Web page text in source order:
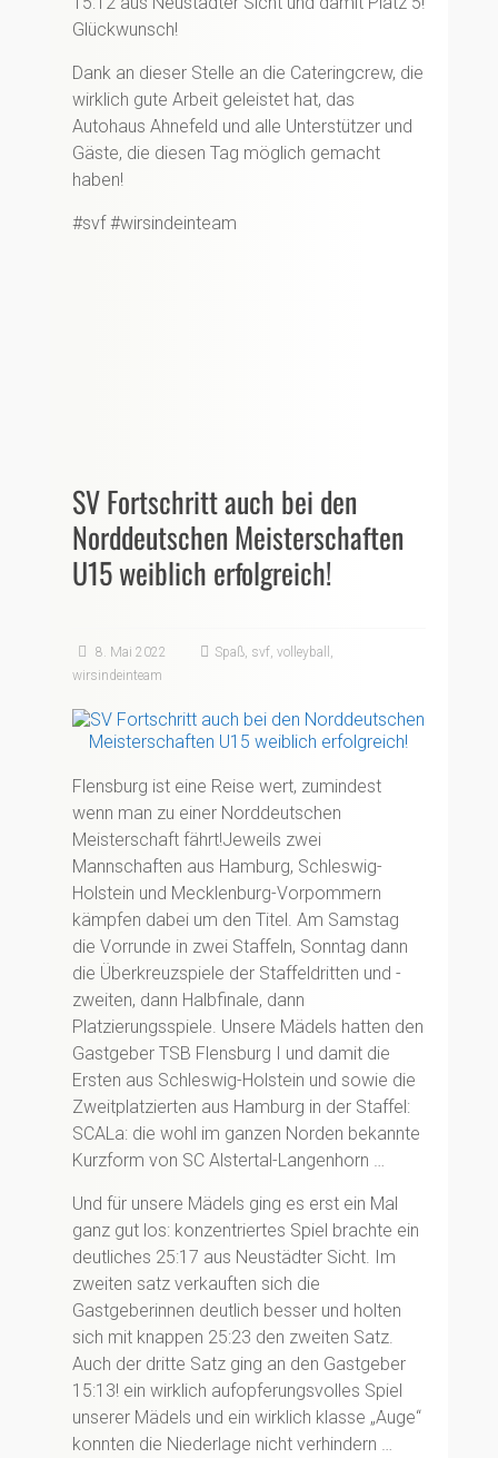
Glückwunsch!
Dank an dieser Stelle an die Cateringcrew, die
wirklich gute Arbeit geleistet hat, das
Autohaus Ahnefeld und alle Unterstützer und
Gäste, die diesen Tag möglich gemacht
haben!
#svf #wirsindeinteam
SV Fortschritt auch bei den
Norddeutschen Meisterschaften
U15 weiblich erfolgreich!
8. Mai 2022 Spaß, svf, volleyball
wirsindeinteam
Flensburg ist eine Reise wert, zumindest
wenn man zu einer Norddeutschen
Meisterschaft fährt!Jeweils zwei
Mannschaften aus Hamburg, Schleswig-
Holstein und Mecklenburg-Vorpommern
kämpfen dabei um den Titel. Am Samstag
die Vorrunde in zwei Staffeln, Sonntag dann
die Überkreuzspiele der Staffeldritten und -
zweiten, dann Halbfinale, dann
Platzierungsspiele. Unsere Mädels hatten den
Gastgeber TSB Flensburg I und damit die
Ersten aus Schleswig-Holstein und sowie die
Zweitplatzierten aus Hamburg in der Staffel:
SCALa: die wohl im ganzen Norden bekannte
Kurzform von SC Alstertal-Langenhorn …
Und für unsere Mädels ging es erst ein Mal
ganz gut los: konzentriertes Spiel brachte ein
deutliches 25:17 aus Neustädter Sicht. Im
zweiten satz verkauften sich die
Gastgeberinnen deutlich besser und holten
sich mit knappen 25:23 den zweiten Satz.
Auch der dritte Satz ging an den Gastgeber
15:13! ein wirklich aufopferungsvolles Spiel
unserer Mädels und ein wirklich klasse „Auge“
konnten die Niederlage nicht verhindern …